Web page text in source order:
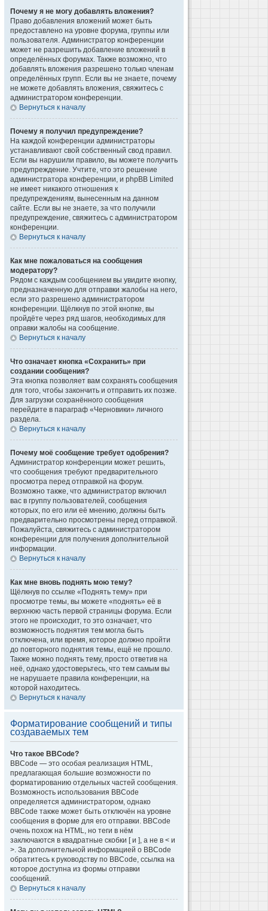
Почему я не могу добавлять вложения?
Право добавления вложений может быть
предоставлено на уровне форума, группы или
пользователя. Администратор конференции
может не разрешить добавление вложений в
определённых форумах. Также возможно, что
добавлять вложения разрешено только членам
определённых групп. Если вы не знаете, почему
не можете добавлять вложения, свяжитесь с
администратором конференции.
Вернуться к началу
Почему я получил предупреждение?
На каждой конференции администраторы
устанавливают свой собственный свод правил.
Если вы нарушили правило, вы можете получить
предупреждение. Учтите, что это решение
администратора конференции, и phpBB Limited
не имеет никакого отношения к
предупреждениям, вынесенным на данном
сайте. Если вы не знаете, за что получили
предупреждение, свяжитесь с администратором
конференции.
Вернуться к началу
Как мне пожаловаться на сообщения
модератору?
Рядом с каждым сообщением вы увидите кнопку,
предназначенную для отправки жалобы на него,
если это разрешено администратором
конференции. Щёлкнув по этой кнопке, вы
пройдёте через ряд шагов, необходимых для
оправки жалобы на сообщение.
Вернуться к началу
Что означает кнопка «Сохранить» при
создании сообщения?
Эта кнопка позволяет вам сохранять сообщения
для того, чтобы закончить и отправить их позже.
Для загрузки сохранённого сообщения
перейдите в параграф «Черновики» личного
раздела.
Вернуться к началу
Почему моё сообщение требует одобрения?
Администратор конференции может решить,
что сообщения требуют предварительного
просмотра перед отправкой на форум.
Возможно также, что администратор включил
вас в группу пользователей, сообщения
которых, по его или её мнению, должны быть
предварительно просмотрены перед отправкой.
Пожалуйста, свяжитесь с администратором
конференции для получения дополнительной
информации.
Вернуться к началу
Как мне вновь поднять мою тему?
Щёлкнув по ссылке «Поднять тему» при
просмотре темы, вы можете «поднять» её в
верхнюю часть первой страницы форума. Если
этого не происходит, то это означает, что
возможность поднятия тем могла быть
отключена, или время, которое должно пройти
до повторного поднятия темы, ещё не прошло.
Также можно поднять тему, просто ответив на
неё, однако удостоверьтесь, что тем самым вы
не нарушаете правила конференции, на
которой находитесь.
Вернуться к началу
Форматирование сообщений и типы
создаваемых тем
Что такое BBCode?
BBCode — это особая реализация HTML,
предлагающая большие возможности по
форматированию отдельных частей сообщения.
Возможность использования BBCode
определяется администратором, однако
BBCode также может быть отключён на уровне
сообщения в форме для его отправки. BBCode
очень похож на HTML, но теги в нём
заключаются в квадратные скобки [ и ], а не в < и
>. За дополнительной информацией о BBCode
обратитесь к руководству по BBCode, ссылка на
которое доступна из формы отправки
сообщений.
Вернуться к началу